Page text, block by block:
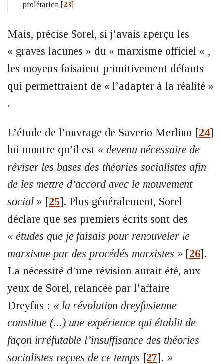
prolétarien [23].
Mais, précise Sorel, si j’avais aperçu les
« graves lacunes » du « marxisme officiel « ,
les moyens faisaient primitivement défauts
qui permettraient de « l’adapter à la réalité »
.
L’étude de l’ouvrage de Saverio Merlino [24]
lui montre qu’il est « devenu nécessaire de
réviser les bases des théories socialistes afin
de les mettre d’accord avec le mouvement
social » [25]. Plus généralement, Sorel
déclare que ses premiers écrits sont des
« études que je faisais pour renouveler le
marxisme par des procédés marxistes » [26].
La nécessité d’une révision aurait été, aux
yeux de Sorel, relancée par l’affaire
Dreyfus : « la révolution dreyfusienne
constitue (...) une expérience qui établit de
façon irréfutable l’insuffisance des théories
socialistes reçues de ce temps [27]. »